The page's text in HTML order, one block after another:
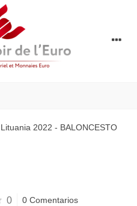
2022 - BALONCESTO
0 0 Comentarios